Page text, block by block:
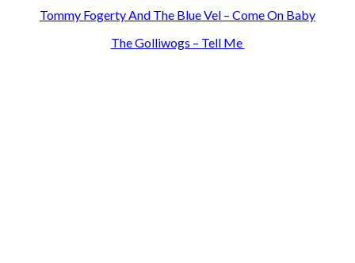
Tommy Fogerty And The Blue Vel – Come On Baby
The Golliwogs – Tell Me